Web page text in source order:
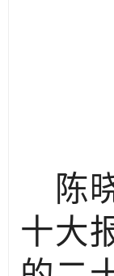
陈
十大